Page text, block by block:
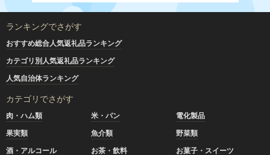
ランキングでさがす
おすすめ総合人気返礼品ランキング
カテゴリ別人気返礼品ランキング
人気自治体ランキング
カテゴリでさがす
肉・ハム類 米・パン
電化製品
果実類
魚介類
野菜類
酒・アルコール
お茶・飲料
お菓子・スイーツ